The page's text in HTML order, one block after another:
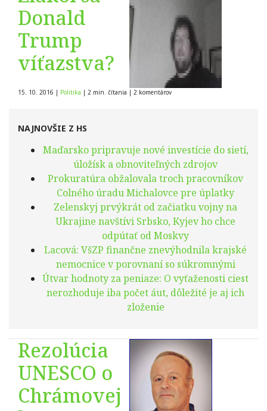
Donald
Trump
víťazstva?
15. 10. 2016 | Politika | 2 min. čítania | 2 komentárov
NAJNOVŠIE Z HS
Maďarsko pripravuje nové investície do sietí,
úložísk a obnoviteľných zdrojov
Prokuratúra obžalovala troch pracovníkov
Colného úradu Michalovce pre úplatky
Zelenskyj prvýkrát od začiatku vojny na
Ukrajine navštívi Srbsko, Kyjev ho chce
odpútať od Moskvy
Lacová: VšZP finančne znevýhodnila krajské
nemocnice v porovnaní so súkromnými
Útvar hodnoty za peniaze: O vyťaženosti ciest
nerozhoduje iba počet áut, dôležité je aj ich
zloženie
Rezolúcia
UNESCO o
Chrámovej